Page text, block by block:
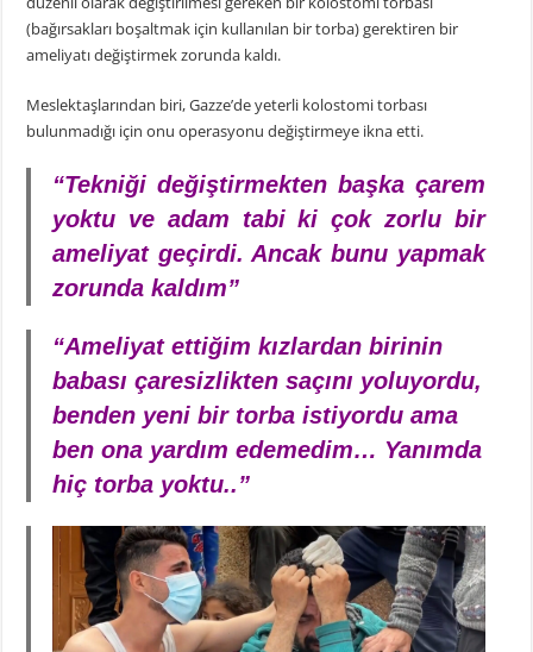
(bağırsakları boşaltmak için kullanılan bir torba) gerektiren bir
ameliyatı değiştirmek zorunda kaldı.
Meslektaşlarından biri, Gazze’de yeterli kolostomi torbası
bulunmadığı için onu operasyonu değiştirmeye ikna etti.
“Tekniği değiştirmekten başka çarem
yoktu ve adam tabi ki çok zorlu bir
ameliyat geçirdi. Ancak bunu yapmak
zorunda kaldım”
“Ameliyat ettiğim kızlardan birinin
babası çaresizlikten saçını yoluyordu,
benden yeni bir torba istiyordu ama
ben ona yardım edemedim… Yanımda
hiç torba yoktu..”